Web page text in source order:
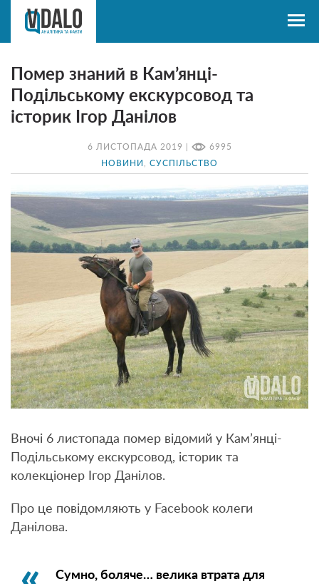
6 ЛИСТОПАДА 2019 | 6995
НОВИНИ СУСПІЛЬСТВО
Помер знаний в Кам’янці-
Подільському екскурсовод та
історик Ігор Данілов
Вночі 6 листопада помер відомий у Кам’янці-
Подільському екскурсовод, історик та
колекціонер Ігор Данілов.
Про це повідомляють у Facebook колеги
Данілова.
Сумно, боляче… велика втрата для